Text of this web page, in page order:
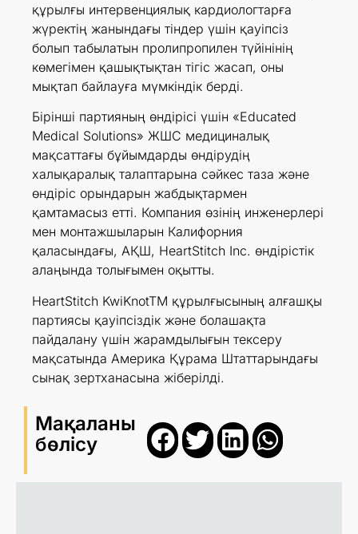
құрылғы интервенциялық кардиологтарға
жүректің жанындағы тіндер үшін қауіпсіз
болып табылатын пролипропилен түйінінің
көмегімен қашықтықтан тігіс жасап, оны
мықтап байлауға мүмкіндік берді.
Бірінші партияның өндірісі үшін «Educated
Medical Solutions» ЖШС медициналық
мақсаттағы бұйымдарды өндірудің
халықаралық талаптарына сәйкес таза және
өндіріс орындарын жабдықтармен
қамтамасыз етті. Компания өзінің инженерлері
мен монтажшыларын Калифорния
қаласындағы, АҚШ, HeartStitch Inc. өндірістік
алаңында толығымен оқытты.
HeartStitch KwiKnotTM құрылғысының алғашқы
партиясы қауіпсіздік және болашақта
пайдалану үшін жарамдылығын тексеру
мақсатында Америка Құрама Штаттарындағы
сынақ зертханасына жіберілді.
Мақаланы
бөлісу